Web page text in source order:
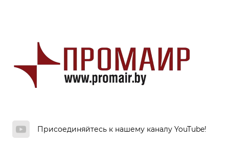
Присоединяйтесь к нашему каналу YouTube!